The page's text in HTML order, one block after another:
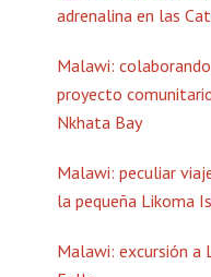
adrenalina en las
Malawi:
proyecto
Nkhata Bay
Malawi: peculiar
la pequeña Likoma
Malawi: excursión a